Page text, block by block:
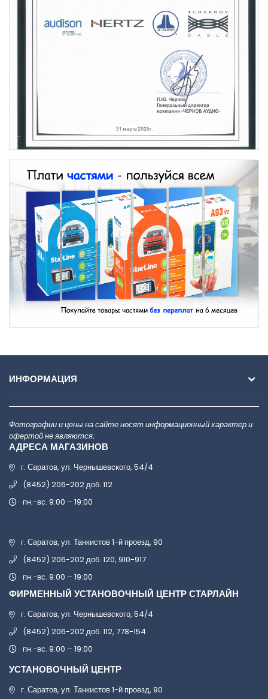
ИНФОРМАЦИЯ
Фотографии и цены на сайте носят информационный характер и
офертой не являются.
АДРЕСА МАГАЗИНОВ
г. Саратов, ул. Чернышевского, 54/4
(8452) 206-202 доб. 112
пн.-вс. 9:00 – 19:00
г. Саратов, ул. Танкистов 1-й проезд, 90
(8452) 206-202 доб. 120, 910-917
пн.-вс. 9:00 – 19:00
ФИРМЕННЫЙ УСТАНОВОЧНЫЙ ЦЕНТР СТАРЛАЙН
г. Саратов, ул. Чернышевского, 54/4
(8452) 206-202 доб. 112, 778-154
пн.-вс. 9:00 – 19:00
УСТАНОВОЧНЫЙ ЦЕНТР
г. Саратов, ул. Танкистов 1-й проезд, 90